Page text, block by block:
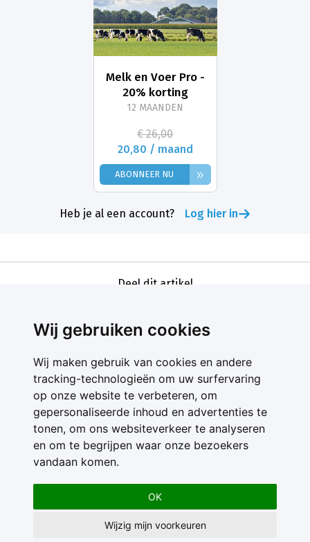
Wij gebruiken cookies
Wij maken gebruik van cookies en andere
tracking-technologieën om uw surfervaring
op onze website te verbeteren, om
gepersonaliseerde inhoud en advertenties te
tonen, om ons websiteverkeer te analyseren
en om te begrijpen waar onze bezoekers
vandaan komen.
OK
Wijzig mijn voorkeuren
Melk en Voer Pro -
20% korting
12 MAANDEN
€ 26,00
20,80 / maand
ABONNEER NU »
Heb je al een account? Log hier in
Deel dit artikel
Contact
Feedback
Nieuwsbrief
Adverteren
Gebruikersvoorwaarden
Privacy Statement